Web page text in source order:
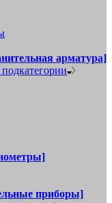
арматура]
приборы]